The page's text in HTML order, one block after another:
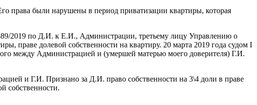
права были нарушены в период приватизации квартиры, которая
89/2019 по Д.И. к Е.И., Администрации, третьему лицу Управлению о
праве долевой собственности на квартиру. 20 марта 2019 года судом I
между Администрацией и (умершей матерью моего доверителя) Г.И.
и Г.И. Признано за Д.И. право собственности на 3\4 доли в праве
собственности.